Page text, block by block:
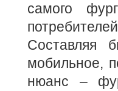
самого
Составляя
мобильное,
нюанс –